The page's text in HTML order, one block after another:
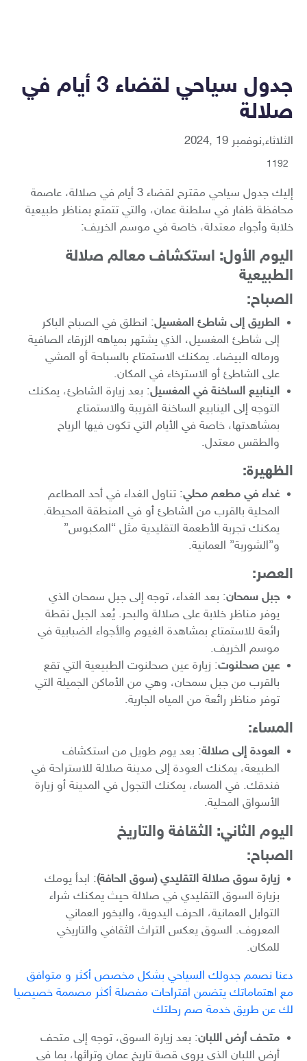
جدول سياحي لقضاء 3 أيام في
صلالة
الثلاثاء,نوفمبر 19 ,2024
1192
إليك جدول سياحي مقترح لقضاء 3 أيام في صلالة، عاصمة
محافظة ظفار في سلطنة عمان، والتي تتمتع بمناظر طبيعية
خلابة وأجواء معتدلة، خاصة في موسم الخريف:
اليوم الأول: استكشاف معالم صلالة
الطبيعية
الصباح:
الطريق إلى شاطئ المغسيل: انطلق في الصباح الباكر
إلى شاطئ المغسيل، الذي يشتهر بمياهه الزرقاء الصافية
ورماله البيضاء. يمكنك الاستمتاع بالسباحة أو المشي
على الشاطئ أو الاسترخاء في المكان.
الينابيع الساخنة في المغسيل: بعد زيارة الشاطئ، يمكنك
التوجه إلى الينابيع الساخنة القريبة والاستمتاع
بمشاهدتها، خاصة في الأيام التي تكون فيها الرياح
والطقس معتدل.
الظهيرة:
غداء في مطعم محلي: تناول الغداء في أحد المطاعم
المحلية بالقرب من الشاطئ أو في المنطقة المحيطة.
يمكنك تجربة الأطعمة التقليدية مثل “المكبوس”
و”الشوربة” العمانية.
العصر:
جبل سمحان: بعد الغداء، توجه إلى جبل سمحان الذي
يوفر مناظر خلابة على صلالة والبحر. يُعد الجبل نقطة
رائعة للاستمتاع بمشاهدة الغيوم والأجواء الضبابية في
موسم الخريف.
عين صحلنوت: زيارة عين صحلنوت الطبيعية التي تقع
بالقرب من جبل سمحان، وهي من الأماكن الجميلة التي
توفر مناظر رائعة من المياه الجارية.
المساء:
العودة إلى صلالة: بعد يوم طويل من استكشاف
الطبيعة، يمكنك العودة إلى مدينة صلالة للاستراحة في
فندقك. في المساء، يمكنك التجول في المدينة أو زيارة
الأسواق المحلية.
اليوم الثاني: الثقافة والتاريخ
الصباح:
زيارة سوق صلالة التقليدي (سوق الحافة): ابدأ يومك
بزيارة السوق التقليدي في صلالة حيث يمكنك شراء
التوابل العمانية، الحرف اليدوية، والبخور العماني
المعروف. السوق يعكس التراث الثقافي والتاريخي
للمكان.
دعنا نصمم جدولك السياحي بشكل مخصص أكثر و متوافق
مع اهتماماتك يتضمن اقتراحات مفصلة أكثر مصممة خصيصيا
لك عن طريق خدمة صم رحلتك
متحف أرض اللبان: بعد زيارة السوق، توجه إلى متحف
أرض اللبان الذي يروي قصة تاريخ عمان وتراثها، بما في